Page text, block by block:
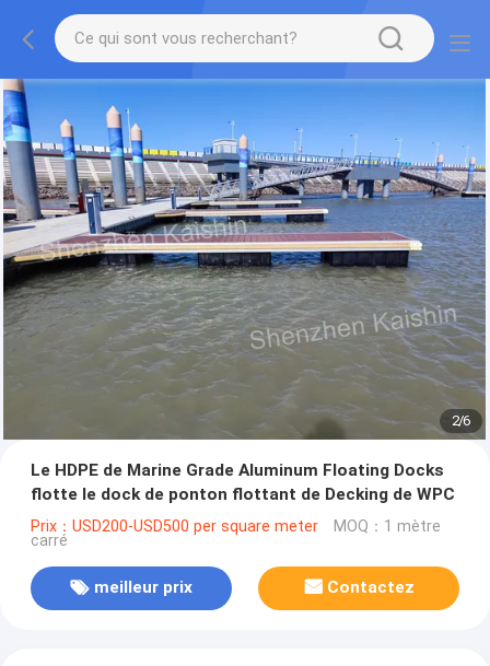
2/6
Le HDPE de Marine Grade Aluminum Floating Docks
flotte le dock de ponton flottant de Decking de WPC
Prix：USD200-USD500 per square meter MOQ：1 mètre
carré
meilleur prix Contactez